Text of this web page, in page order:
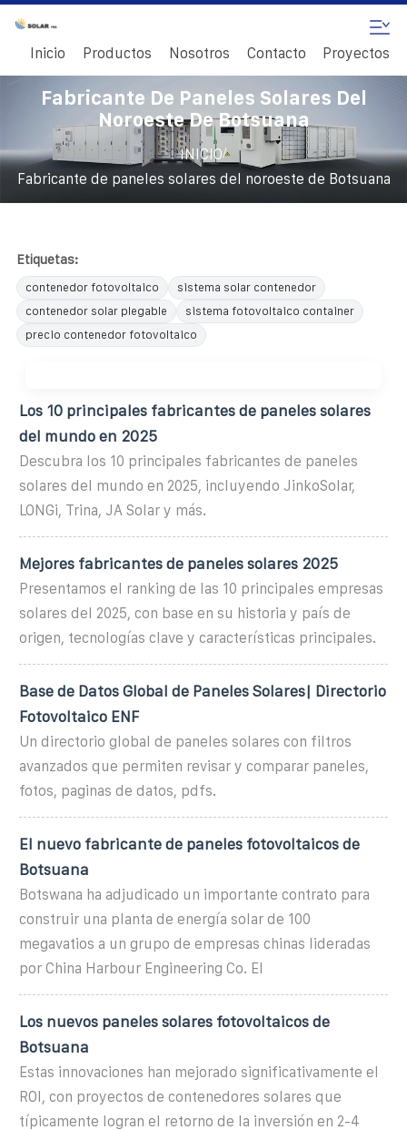
Inicio Productos Nosotros Contacto Proyectos
Fabricante De Paneles Solares Del
Noroeste De Botsuana
INICIO/
Fabricante de paneles solares del noroeste de Botsuana
Etiquetas:
contenedor fotovoltaico
sistema solar contenedor
contenedor solar plegable
sistema fotovoltaico container
precio contenedor fotovoltaico
Los 10 principales fabricantes de paneles solares
del mundo en 2025
Descubra los 10 principales fabricantes de paneles
solares del mundo en 2025, incluyendo JinkoSolar,
LONGi, Trina, JA Solar y más.
Mejores fabricantes de paneles solares 2025
Presentamos el ranking de las 10 principales empresas
solares del 2025, con base en su historia y país de
origen, tecnologías clave y características principales.
Base de Datos Global de Paneles Solares| Directorio
Fotovoltaico ENF
Un directorio global de paneles solares con filtros
avanzados que permiten revisar y comparar paneles,
fotos, paginas de datos, pdfs.
El nuevo fabricante de paneles fotovoltaicos de
Botsuana
Botswana ha adjudicado un importante contrato para
construir una planta de energía solar de 100
megavatios a un grupo de empresas chinas lideradas
por China Harbour Engineering Co. El
Los nuevos paneles solares fotovoltaicos de
Botsuana
Estas innovaciones han mejorado significativamente el
ROI, con proyectos de contenedores solares que
típicamente logran el retorno de la inversión en 2-4